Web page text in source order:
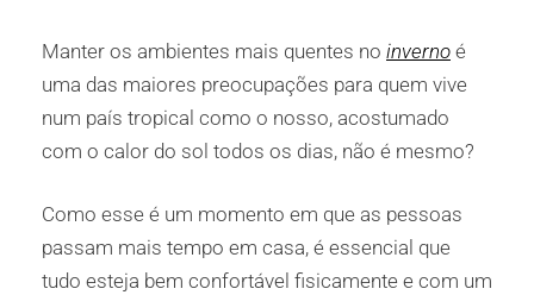
Manter os ambientes mais quentes no inverno é
uma das maiores preocupações para quem vive
num país tropical como o nosso, acostumado
com o calor do sol todos os dias, não é mesmo?
Como esse é um momento em que as pessoas
passam mais tempo em casa, é essencial que
tudo esteja bem confortável fisicamente e com um